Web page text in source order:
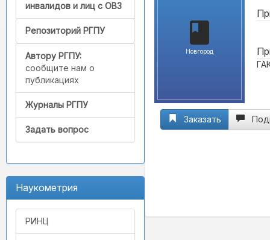
инвалидов и лиц с ОВЗ
Репозиторий РГПУ
Автору РГПУ:
сообщите нам о
публикациях
Журналы РГПУ
Задать вопрос
Наукометрия
РИНЦ
Новгород
Заказать